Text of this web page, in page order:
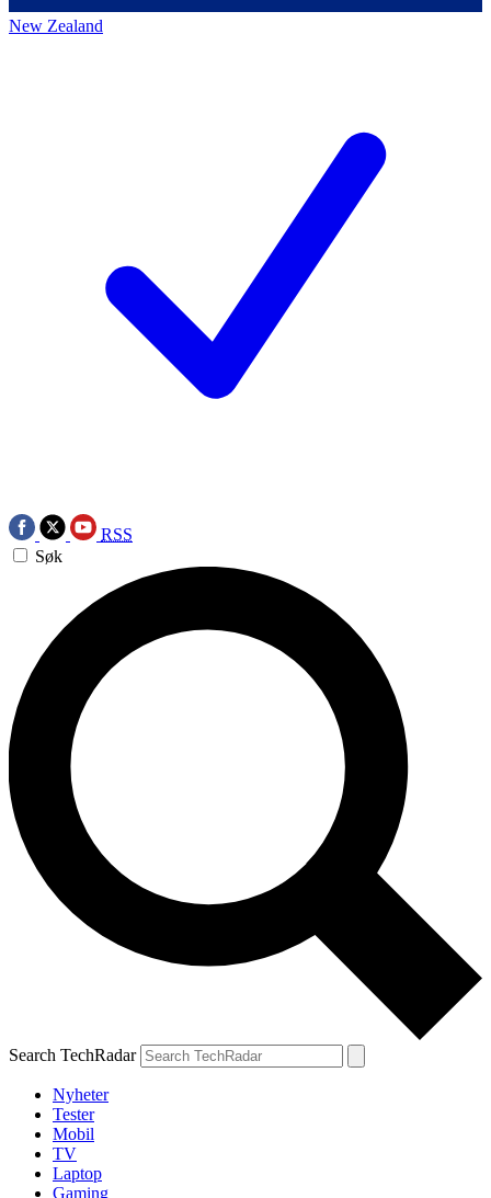
New Zealand
RSS
Søk
Search TechRadar
Nyheter
Tester
Mobil
TV
Laptop
Gaming